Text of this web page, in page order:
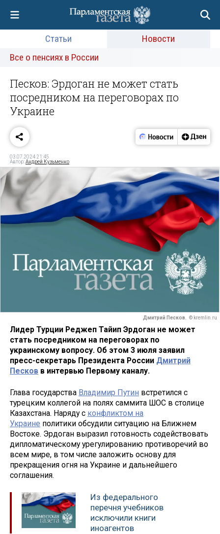
Статьи
Новости
Все о пенсиях в России
Песков: Эрдоган не может стать
посредником на переговорах по
Украине
03.07.2024 21:45
Автор:Андрей Кузьменко
Дмитрий Песков. © kremlin.ru
Лидер Турции Реджеп Тайип Эрдоган не может
стать посредником на переговорах по
украинскому вопросу. Об этом 3 июля заявил
пресс-секретарь Президента России Дмитрий
Песков в интервью Первому каналу.
Глава государства Владимир Путин встретился с
турецким коллегой на полях саммита ШОС в столице
Казахстана. Наряду с конфликтом на
Украине политики обсудили ситуацию на Ближнем
Востоке. Эрдоган выразил готовность содействовать
дипломатическому урегулированию противоречий во
всем мире, в том числе заложить основу для
прекращения огня на Украине и дальнейшего
соглашения.
Из федерального
перечня учебников
исключили книги
иноагентов